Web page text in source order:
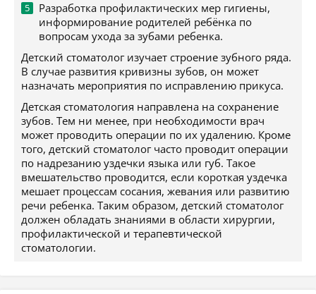
Разработка профилактических мер гигиены,
информирование родителей ребёнка по
вопросам ухода за зубами ребенка.
Детский стоматолог изучает строение зубного ряда.
В случае развития кривизны зубов, он может
назначать мероприятия по исправлению прикуса.
Детская стоматология направлена на сохранение
зубов. Тем ни менее, при необходимости врач
может проводить операции по их удалению. Кроме
того, детский стоматолог часто проводит операции
по надрезанию уздечки языка или губ. Такое
вмешательство проводится, если короткая уздечка
мешает процессам сосания, жевания или развитию
речи ребенка. Таким образом, детский стоматолог
должен обладать знаниями в области хирургии,
профилактической и терапевтической
стоматологии.